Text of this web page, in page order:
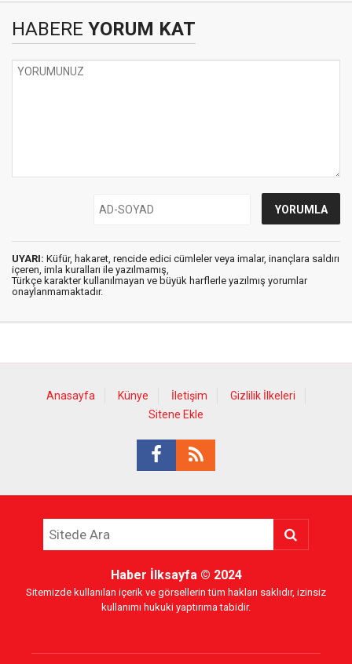
HABERE YORUM KAT
UYARI: Küfür, hakaret, rencide edici cümleler veya imalar, inançlara saldırı
içeren, imla kuralları ile yazılmamış,
Türkçe karakter kullanılmayan ve büyük harflerle yazılmış yorumlar
onaylanmamaktadır.
Anasayfa Künye İletişim
Gizlilik İlkeleri
Sitene Ekle
Haber İlksayfa© 2024
Sitemizde kullanılan içerik ve görsellerin tüm hakları saklıdır, izinsiz
kullanımı hukuki yaptırıma tabidir.